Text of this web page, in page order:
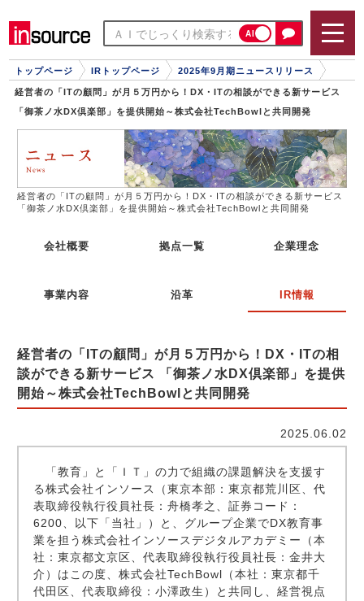
AI
トップページ IRトップページ 2025年9月期ニュースリリース
経営者の「ITの顧問」が月５万円から！DX・ITの相談ができる新サービス
「御茶ノ水DX倶楽部」を提供開始～株式会社TechBowlと共同開発
経営者の「ITの顧問」が月５万円から！DX・ITの相談ができる新サービス
「御茶ノ水DX倶楽部」を提供開始～株式会社TechBowlと共同開発
会社概要 拠点一覧 企業理念
事業内容 沿革 IR情報
経営者の「ITの顧問」が月５万円から！DX・ITの相
談ができる新サービス 「御茶ノ水DX倶楽部」を提供
開始～株式会社TechBowlと共同開発
2025.06.02
「教育」と「ＩＴ」の力で組織の課題解決を支援す
る株式会社インソース（東京本部：東京都荒川区、代
表取締役執行役員社長：舟橋孝之、証券コード：
6200、以下「当社」）と、グループ企業でDX教育事
業を担う株式会社インソースデジタルアカデミー（本
社：東京都文京区、代表取締役執行役員社長：金井大
介）はこの度、株式会社TechBowl（本社：東京都千
代田区、代表取締役：小澤政生）と共同し、経営視点